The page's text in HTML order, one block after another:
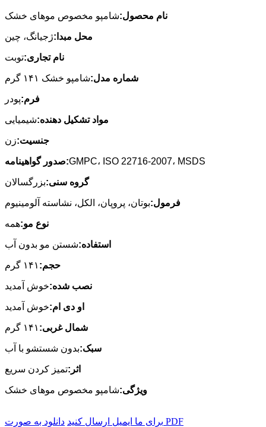
نام محصول:شامپو مخصوص موهای خشک
محل مبدا:ژجیانگ، چین
نام تجاری:توبت
شماره مدل:شامپو خشک ۱۴۱ گرم
فرم:پودر
مواد تشکیل دهنده:شیمیایی
جنسیت:زن
صدور گواهینامه:GMPC، ISO 22716-2007، MSDS
گروه سنی:بزرگسالان
فرمول:بوتان، پروپان، الکل، نشاسته آلومینیوم
نوع مو:همه
استفاده:شستن مو بدون آب
حجم: ۱۴۱ گرم
نصب شده:خوش آمدید
او دی ام:خوش آمدید
شمال غربی: ۱۴۱ گرم
سبک:بدون شستشو با آب
اثر:تمیز کردن سریع
ویژگی:شامپو مخصوص موهای خشک
برای ما ایمیل ارسال کنید دانلود به صورت PDF